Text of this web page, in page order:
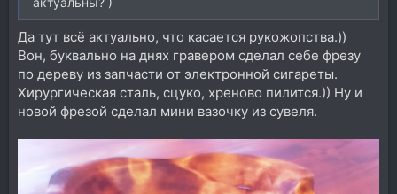
Да тут всё актуально, что касается рукожопства.))
Вон, буквально на днях гравером сделал себе фрезу
по дереву из запчасти от электронной сигареты.
Хирургическая сталь, сцуко, хреново пилится.)) Ну и
новой фрезой сделал мини вазочку из сувеля.